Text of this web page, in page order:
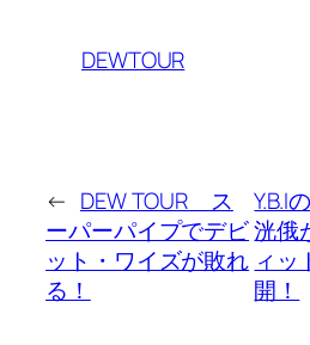
DEWTOUR
← DEW TOUR ス
ーパーパイプでデビ
ット・ワイズが敗れ
る！
Y.B.I
洸俄
ィッ
開！